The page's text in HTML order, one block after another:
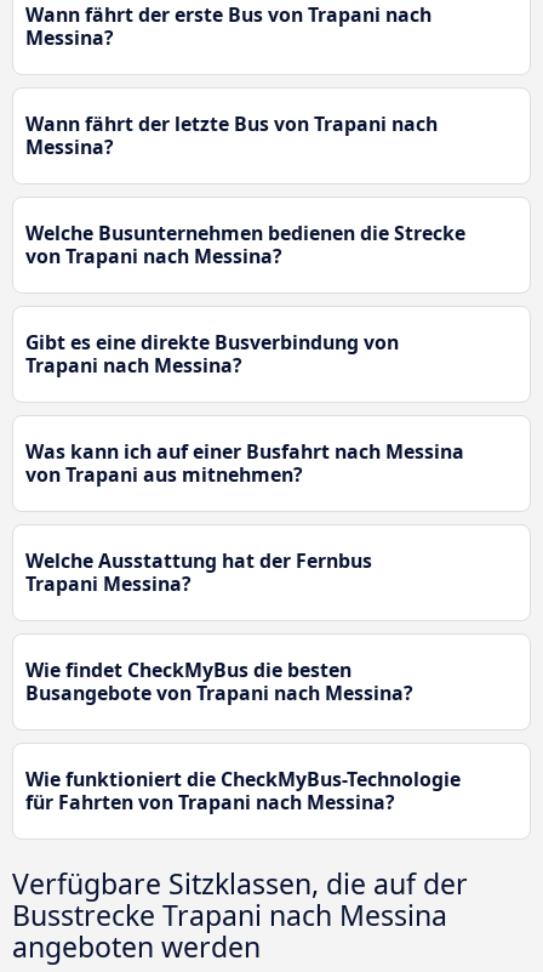
Wann fährt der erste Bus von Trapani nach
Messina?
Wann fährt der letzte Bus von Trapani nach
Messina?
Welche Busunternehmen bedienen die Strecke
von Trapani nach Messina?
Gibt es eine direkte Busverbindung von
Trapani nach Messina?
Was kann ich auf einer Busfahrt nach Messina
von Trapani aus mitnehmen?
Welche Ausstattung hat der Fernbus
Trapani Messina?
Wie findet CheckMyBus die besten
Busangebote von Trapani nach Messina?
Wie funktioniert die CheckMyBus-Technologie
für Fahrten von Trapani nach Messina?
Verfügbare Sitzklassen, die auf der
Busstrecke Trapani nach Messina
angeboten werden